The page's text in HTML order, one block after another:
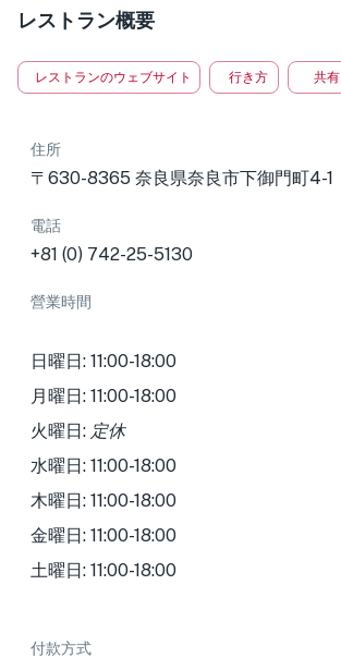
レストラン概要
レストランのウェブサイト 行き方 共有
住所
〒630-8365 奈良県奈良市下御門町4-1
電話
+81 (0) 742-25-5130
營業時間
日曜日: 11:00-18:00
月曜日: 11:00-18:00
火曜日: 定休
水曜日: 11:00-18:00
木曜日: 11:00-18:00
金曜日: 11:00-18:00
土曜日: 11:00-18:00
付款方式